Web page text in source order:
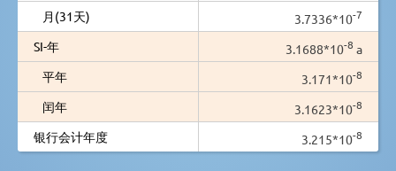
月(31天) 3.7336*10-7
SI-年 3.1688*10-8 a
平年
3.171*10-8
闰年 3.1623*10-8
银行会计年度 3.215*10-8